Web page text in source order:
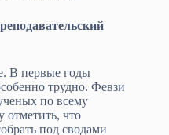
В первые годы
трудно. Февзи
по всему
что
под сводами